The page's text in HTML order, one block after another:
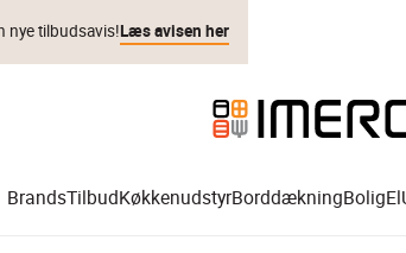
nye tilbudsavis!Læs avisen her
BrandsTilbudKøkkenudstyrBorddækningBoligEl